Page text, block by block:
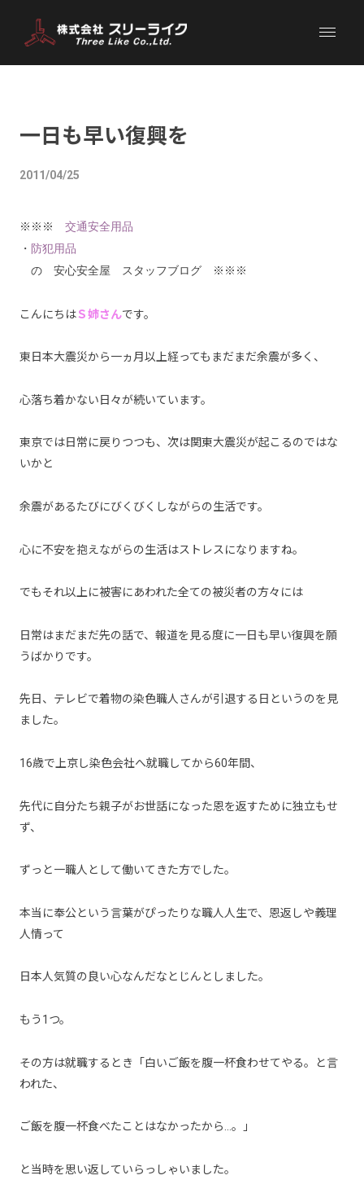
一日も早い復興を
2011/04/25
※※※ 交通安全用品
・ 防犯用品
の 安心安全屋 スタッフブログ ※※※
こんにちはＳ姉さんです。
東日本大震災から一ヵ月以上経ってもまだまだ余震が多く、
心落ち着かない日々が続いています。
東京では日常に戻りつつも、次は関東大震災が起こるのではな
いかと
余震があるたびにびくびくしながらの生活です。
心に不安を抱えながらの生活はストレスになりますね。
でもそれ以上に被害にあわれた全ての被災者の方々には
日常はまだまだ先の話で、報道を見る度に一日も早い復興を願
うばかりです。
先日、テレビで着物の染色職人さんが引退する日というのを見
ました。
16歳で上京し染色会社へ就職してから60年間、
先代に自分たち親子がお世話になった恩を返すために独立もせ
ず、
ずっと一職人として働いてきた方でした。
本当に奉公という言葉がぴったりな職人人生で、恩返しや義理
人情って
日本人気質の良い心なんだなとじんとしました。
もう1つ。
その方は就職するとき「白いご飯を腹一杯食わせてやる。と言
われた、
ご飯を腹一杯食べたことはなかったから…。」
と当時を思い返していらっしゃいました。